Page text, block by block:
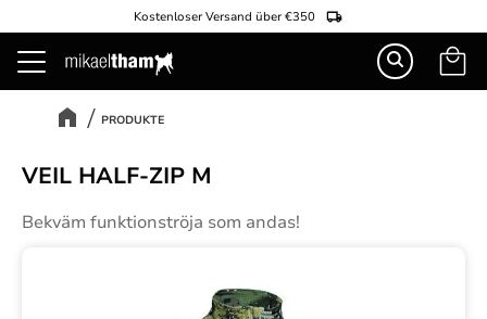
Menü
Kostenloser Versand über €350
PRODUKTE
VEIL HALF-ZIP M
Bekväm funktionströja som andas!